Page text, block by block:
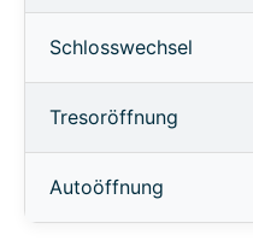
Schlosswechsel
Tresoröffnung
Autoöffnung